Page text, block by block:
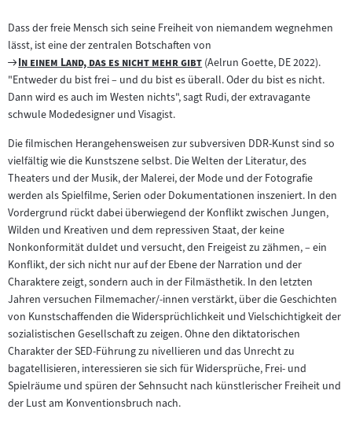
Dass der freie Mensch sich seine Freiheit von niemandem wegnehmen
lässt, ist eine der zentralen Botschaften von
Zum
Filmarchiv:
"
In einem Land, das es nicht mehr gibt"(Aelrun Goette, DE 2022).
"Entweder du bist frei – und du bist es überall. Oder du bist es nicht.
Dann wird es auch im Westen nichts", sagt Rudi, der extravagante
schwule Modedesigner und Visagist.
Die filmischen Herangehensweisen zur subversiven DDR-Kunst sind so
vielfältig wie die Kunstszene selbst. Die Welten der Literatur, des
Theaters und der Musik, der Malerei, der Mode und der Fotografie
werden als Spielfilme, Serien oder Dokumentationen inszeniert. In den
Vordergrund rückt dabei überwiegend der Konflikt zwischen Jungen,
Wilden und Kreativen und dem repressiven Staat, der keine
Nonkonformität duldet und versucht, den Freigeist zu zähmen, – ein
Konflikt, der sich nicht nur auf der Ebene der Narration und der
Charaktere zeigt, sondern auch in der Filmästhetik. In den letzten
Jahren versuchen Filmemacher/-innen verstärkt, über die Geschichten
von Kunstschaffenden die Widersprüchlichkeit und Vielschichtigkeit der
sozialistischen Gesellschaft zu zeigen. Ohne den diktatorischen
Charakter der SED-Führung zu nivellieren und das Unrecht zu
bagatellisieren, interessieren sie sich für Widersprüche, Frei- und
Spielräume und spüren der Sehnsucht nach künstlerischer Freiheit und
der Lust am Konventionsbruch nach.